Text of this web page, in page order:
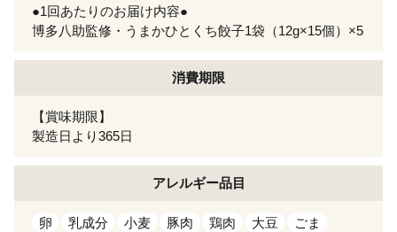
●1回あたりのお届け内容●
博多八助監修・うまかひとくち餃子1袋（12g×15個）×5
消費期限
【賞味期限】
製造日より365日
アレルギー品目
卵 乳成分 小麦 豚肉 鶏肉 大豆 ごま